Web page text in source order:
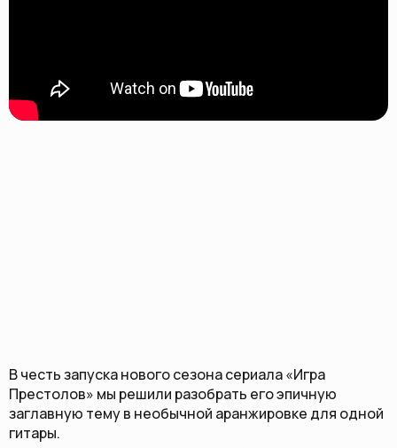
В честь запуска нового сезона сериала «Игра
Престолов» мы решили разобрать его эпичную
заглавную тему в необычной аранжировке для одной
гитары.